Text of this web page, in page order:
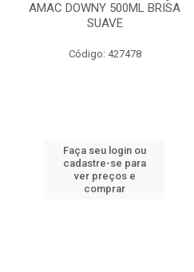
AMAC DOWNY 500ML BRISA
SUAVE
Código: 427478
Faça seu login ou
cadastre-se para
ver preços e
comprar